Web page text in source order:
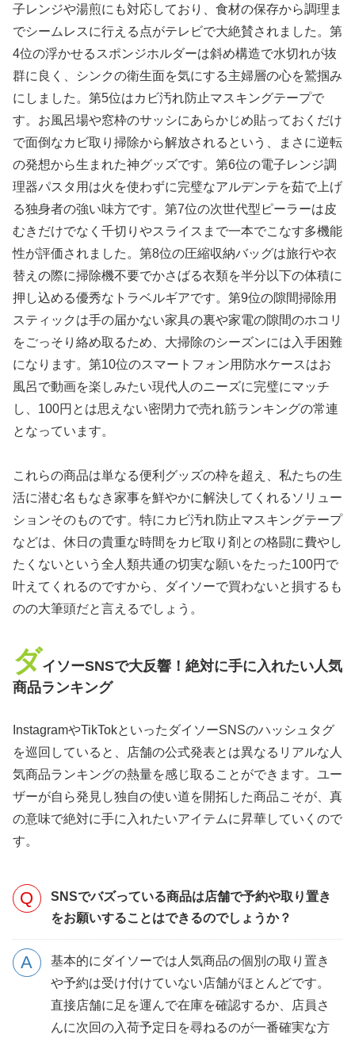
子レンジや湯煎にも対応しており、食材の保存から調理ま
でシームレスに行える点がテレビで大絶賛されました。第
4位の浮かせるスポンジホルダーは斜め構造で水切れが抜
群に良く、シンクの衛生面を気にする主婦層の心を鷲掴み
にしました。第5位はカビ汚れ防止マスキングテープで
す。お風呂場や窓枠のサッシにあらかじめ貼っておくだけ
で面倒なカビ取り掃除から解放されるという、まさに逆転
の発想から生まれた神グッズです。第6位の電子レンジ調
理器パスタ用は火を使わずに完璧なアルデンテを茹で上げ
る独身者の強い味方です。第7位の次世代型ピーラーは皮
むきだけでなく千切りやスライスまで一本でこなす多機能
性が評価されました。第8位の圧縮収納バッグは旅行や衣
替えの際に掃除機不要でかさばる衣類を半分以下の体積に
押し込める優秀なトラベルギアです。第9位の隙間掃除用
スティックは手の届かない家具の裏や家電の隙間のホコリ
をごっそり絡め取るため、大掃除のシーズンには入手困難
になります。第10位のスマートフォン用防水ケースはお
風呂で動画を楽しみたい現代人のニーズに完璧にマッチ
し、100円とは思えない密閉力で売れ筋ランキングの常連
となっています。
これらの商品は単なる便利グッズの枠を超え、私たちの生
活に潜む名もなき家事を鮮やかに解決してくれるソリュー
ションそのものです。特にカビ汚れ防止マスキングテープ
などは、休日の貴重な時間をカビ取り剤との格闘に費やし
たくないという全人類共通の切実な願いをたった100円で
叶えてくれるのですから、ダイソーで買わないと損するも
のの大筆頭だと言えるでしょう。
ダイソーSNSで大反響！絶対に手に入れたい人気
商品ランキング
InstagramやTikTokといったダイソーSNSのハッシュタグ
を巡回していると、店舗の公式発表とは異なるリアルな人
気商品ランキングの熱量を感じ取ることができます。ユー
ザーが自ら発見し独自の使い道を開拓した商品こそが、真
の意味で絶対に手に入れたいアイテムに昇華していくので
す。
SNSでバズっている商品は店舗で予約や取り置き
をお願いすることはできるのでしょうか？
基本的にダイソーでは人気商品の個別の取り置き
や予約は受け付けていない店舗がほとんどです。
直接店舗に足を運んで在庫を確認するか、店員さ
んに次回の入荷予定日を尋ねるのが一番確実な方